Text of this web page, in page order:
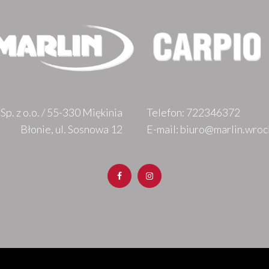
Telefon: 722346372
E-mail:
z o.o. / 55-330 Miękinia
Błonie, ul. Sosnowa 12